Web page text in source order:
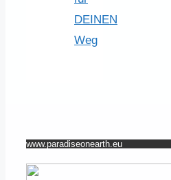
DEINEN
Weg
www.paradiseonearth.eu